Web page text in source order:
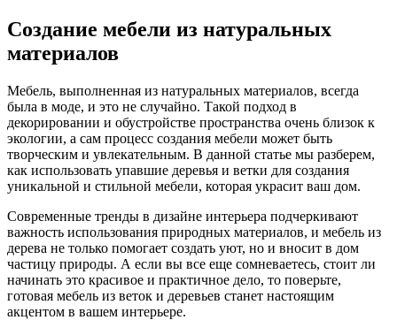
Создание мебели из натуральных
материалов
Мебель, выполненная из натуральных материалов, всегда
была в моде, и это не случайно. Такой подход в
декорировании и обустройстве пространства очень близок к
экологии, а сам процесс создания мебели может быть
творческим и увлекательным. В данной статье мы разберем,
как использовать упавшие деревья и ветки для создания
уникальной и стильной мебели, которая украсит ваш дом.
Современные тренды в дизайне интерьера подчеркивают
важность использования природных материалов, и мебель из
дерева не только помогает создать уют, но и вносит в дом
частицу природы. А если вы все еще сомневаетесь, стоит ли
начинать это красивое и практичное дело, то поверьте,
готовая мебель из веток и деревьев станет настоящим
акцентом в вашем интерьере.